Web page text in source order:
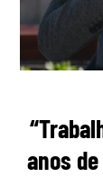
anos